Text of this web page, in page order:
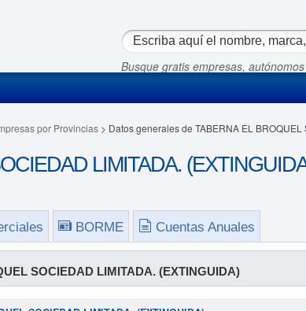
Busque gratis empresas,
por Provincias> Datos generales de TABERNA EL BROQUEL
LIMITADA.
BORME Cuentas Anuales
SOCIEDAD LIMITADA. (EXTINGUIDA)